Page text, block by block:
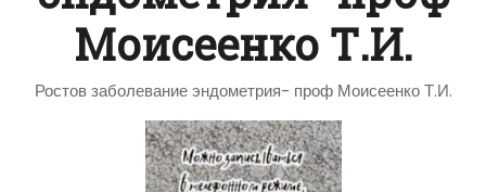
Моисеенко Т.И.
Ростов заболевание эндометрия- проф Моисеенко Т.И.